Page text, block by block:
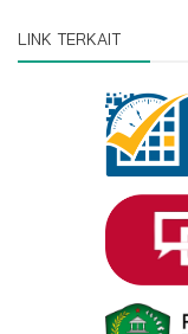
LINK TERKAIT